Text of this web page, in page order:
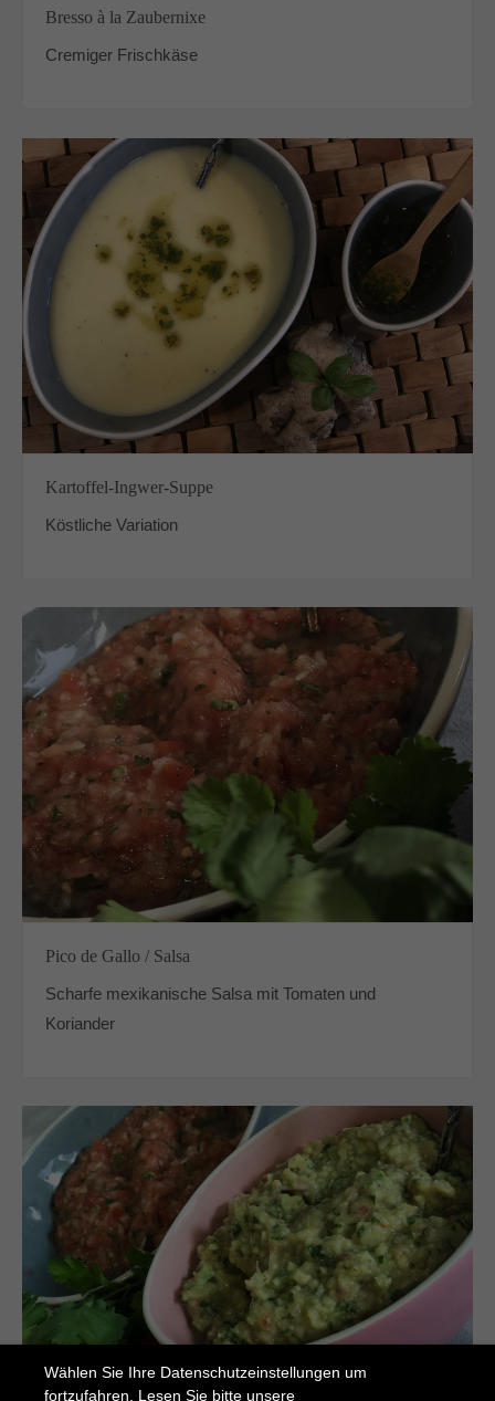
Bresso à la Zaubernixe
Cremiger Frischkäse
Kartoffel-Ingwer-Suppe
Köstliche Variation
Pico de Gallo / Salsa
Scharfe mexikanische Salsa mit Tomaten und
Koriander
Wählen Sie Ihre Datenschutzeinstellungen um
fortzufahren. Lesen Sie bitte unsere